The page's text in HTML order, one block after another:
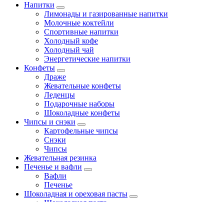
Напитки
Лимонады и газированные напитки
Молочные коктейли
Спортивные напитки
Холодный кофе
Холодный чай
Энергетические напитки
Конфеты
Драже
Жевательные конфеты
Леденцы
Подарочные наборы
Шоколадные конфеты
Чипсы и снэки
Картофельные чипсы
Снэки
Чипсы
Жевательная резинка
Печенье и вафли
Вафли
Печенье
Шоколадная и ореховая пасты